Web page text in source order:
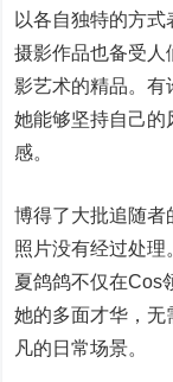
以各自独特的方
摄影作品也备受人
影艺术的精品。有
她能够坚持自己的
感。
博得了大批追随者
照片没有经过处理
夏鸽鸽不仅在Cos
她的多面才华，无
凡的日常场景。